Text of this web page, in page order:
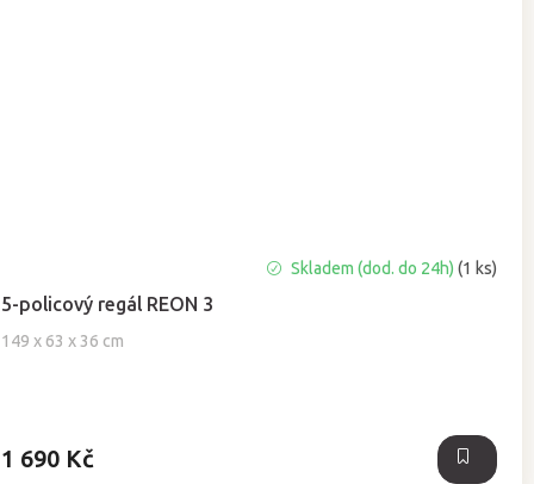
5-policový regál REON 3
149 x 63 x 36 cm
Skladem (dod. do 24h) (1 ks)
1 690 Kč